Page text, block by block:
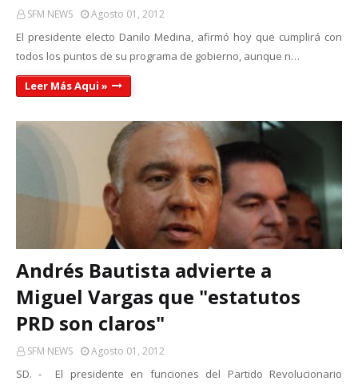
SFM NEWS Agosto 01, 2012
El presidente electo Danilo Medina, afirmó hoy que cumplirá con
todos los puntos de su programa de gobierno, aunque n…
Leer Más Aqui »
Andrés Bautista advierte a
Miguel Vargas que "estatutos
PRD son claros"
SFM NEWS Agosto 01, 2012
SD. - El presidente en funciones del Partido Revolucionario